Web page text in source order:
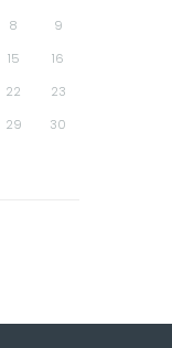
8
9
15
16
22
23
29
30